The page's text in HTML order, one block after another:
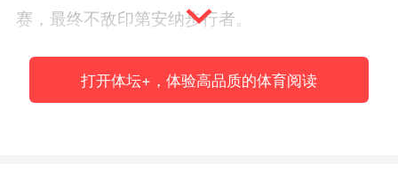
赛，最终不敌印第安纳步行者。
2017年夏天离开尼克斯后，安东尼辗转雷霆、火
箭、开拓者，一度在2018-19赛季大半年无球可
打开体坛+，体验高品质的体育阅读